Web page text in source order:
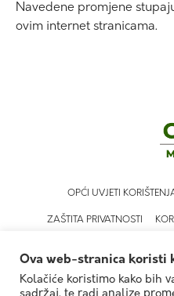
Navedene promjene
ovim internet stranicama.
OPĆI UVJETI
ZAŠTITA PRIVATNOSTI
Ova web-stranica koristi
Kolačiće koristimo kako bih